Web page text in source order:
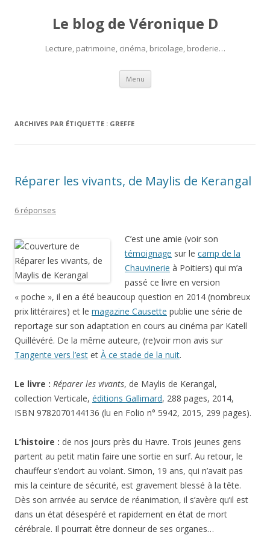
Le blog de Véronique D
Lecture, patrimoine, cinéma, bricolage, broderie…
Menu Aller
contenu
ARCHIVES PAR ÉTIQUETTE : GREFFE
Réparer les vivants, de Maylis de Kerangal
6 réponses
C’est une amie (voir son
témoignage sur le camp de la
Chauvinerie à Poitiers) qui m’a
passé ce livre en version
« poche », il en a été beaucoup question en 2014 (nombreux
prix littéraires) et le magazine Causette publie une série de
reportage sur son adaptation en cours au cinéma par Katell
Quillévéré. De la même auteure, (re)voir mon avis sur
Tangente vers l’est et À ce stade de la nuit.
Le livre : Réparer les vivants, de Maylis de Kerangal,
collection Verticale, éditions Gallimard, 288 pages, 2014,
ISBN 9782070144136 (lu en Folio n° 5942, 2015, 299 pages).
L’histoire : de nos jours près du Havre. Trois jeunes gens
partent au petit matin faire une sortie en surf. Au retour, le
chauffeur s’endort au volant. Simon, 19 ans, qui n’avait pas
mis la ceinture de sécurité, est gravement blessé à la tête.
Dès son arrivée au service de réanimation, il s’avère qu’il est
dans un état désespéré et rapidement en état de mort
cérébrale. Il pourrait être donneur de ses organes…